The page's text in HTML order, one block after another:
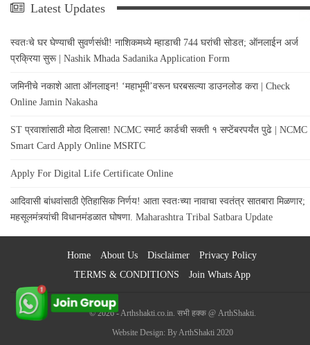
Latest Updates
स्वतःचे घर घेण्याची सुवर्णसंधी! नाशिकमध्ये म्हाडाची 744 घरांची सोडत; ऑनलाईन अर्ज
प्रक्रिया सुरू | Nashik Mhada Sadanika Application Form
जमिनीचे नकाशे आता ऑनलाइन! ‘महाभूमी’वरून घरबसल्या डाउनलोड करा | Check
Online Jamin Nakasha
ST प्रवाशांसाठी मोठा दिलासा! NCMC स्मार्ट कार्डची सक्ती १ सप्टेंबरपर्यंत पुढे | NCMC
Smart Card Apply Online MSRTC
Apply For Digital Life Certificate Online
आदिवासी बांधवांसाठी ऐतिहासिक निर्णय! आता स्वतःच्या नावाचा स्वतंत्र सातबारा मिळणार;
महसूलमंत्र्यांची विधानमंडळात घोषणा. Maharashtra Tribal Satbara Update
Home About Us Disclaimer
Privacy Policy
TERMS & CONDITIONS
Join Whats App
© 2026 - Arthshakti.co.in. सभी हक्क @ ArthShakti.
Website Design: By ArthShakti 2020